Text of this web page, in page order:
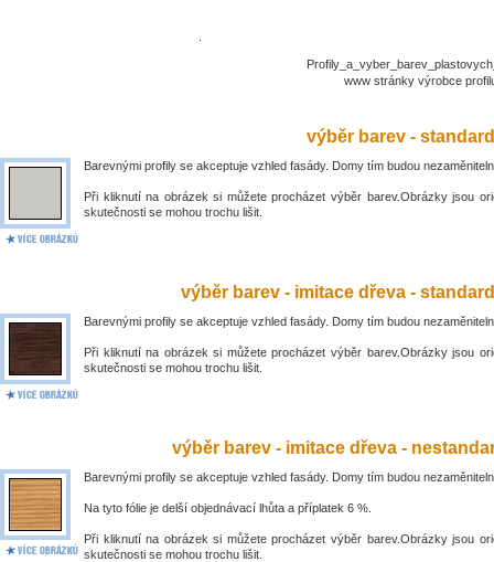
www stránky výrobce
výběr barev -
Barevnými profily se akceptuje vzhled fasády. Domy tím budou
Při kliknutí na obrázek si můžete procházet výběr barev.Obrázky jsou
skutečnosti se mohou trochu lišit.
výběr barev - imitace dřeva -
Barevnými profily se akceptuje vzhled fasády. Domy tím budou
Při kliknutí na obrázek si můžete procházet výběr barev.Obrázky jsou
skutečnosti se mohou trochu lišit.
výběr barev - imitace dřeva -
Barevnými profily se akceptuje vzhled fasády. Domy tím budou
Na tyto fólie je delší objednávací lhůta a příplatek 6 %.
Při kliknutí na obrázek si můžete procházet výběr barev.Obrázky jsou
skutečnosti se mohou trochu lišit.